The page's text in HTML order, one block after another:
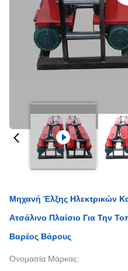
Μηχανή Έλξης Ηλεκτρικών
Ατσάλινο Πλαίσιο Για Την
Βαρέος Βάρους
Ονομασία Μάρκας: